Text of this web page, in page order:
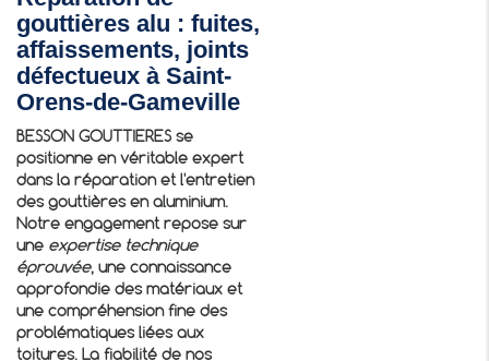
gouttières alu : fuites,
affaissements, joints
défectueux à Saint-
Orens-de-Gameville
BESSON GOUTTIERES se
positionne en véritable expert
dans la réparation et l'entretien
des gouttières en aluminium.
Notre engagement repose sur
une expertise technique
éprouvée, une connaissance
approfondie des matériaux et
une compréhension fine des
problématiques liées aux
toitures. La fiabilité de nos